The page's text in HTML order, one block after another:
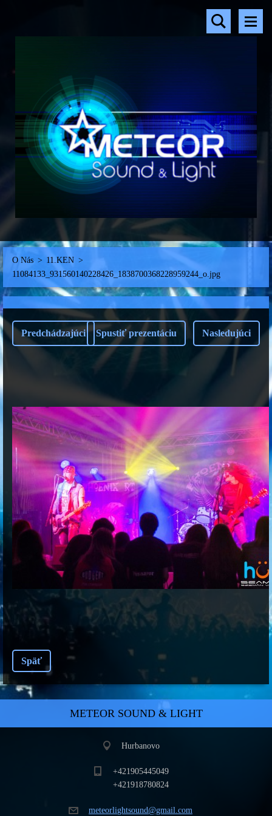
O Nás > 11.KEN >
11084133_931560140228426_1838700368228959244_o.jpg
Predchádzajúci Spustiť prezentáciu Nasledujúci
Späť
METEOR SOUND & LIGHT
Hurbanovo
+421905445049
+421918780824
meteorlightsound@gmail.com